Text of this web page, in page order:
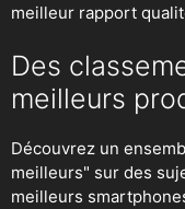
meilleur rapport
Des
meilleurs
Découvrez un
meilleurs" sur des
meilleurs